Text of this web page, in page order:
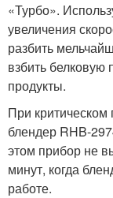
«Турбо».
увеличения
разбить
взбить белковую
продукты.
При критическом
блендер RHB-
этом прибор не
минут, когда
работе.